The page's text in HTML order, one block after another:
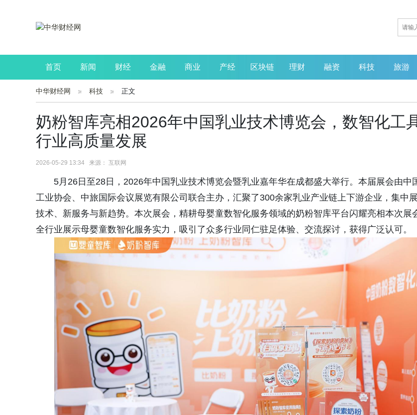
首页 新闻 财经 金融 商业 产经 区块链 理财 融资 科技 旅游
公司 生活 读书
中华财经网 科技 正文
奶粉智库亮相2026年中国乳业技术博览会，数智化工
行业高质量发展
2026-05-29 13:34 来源： 互联网
5月26日至28日，2026年中国乳业技术博览会暨乳业嘉年华在成都盛大举行。本届展会由中
工业协会、中旅国际会议展览有限公司联合主办，汇聚了300余家乳业产业链上下游企业，集中
技术、新服务与新趋势。本次展会，精耕母婴童数智化服务领域的奶粉智库平台闪耀亮相本次展
全行业展示母婴童数智化服务实力，吸引了众多行业同仁驻足体验、交流探讨，获得广泛认可。